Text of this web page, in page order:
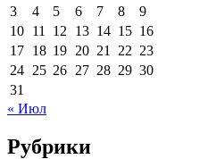
3
4 5 6 7 8
9
10 11 12 13 14 15 16
17 18 19 20 21 22 23
24 25 26 27 28 29 30
31
« Июл
Рубрики